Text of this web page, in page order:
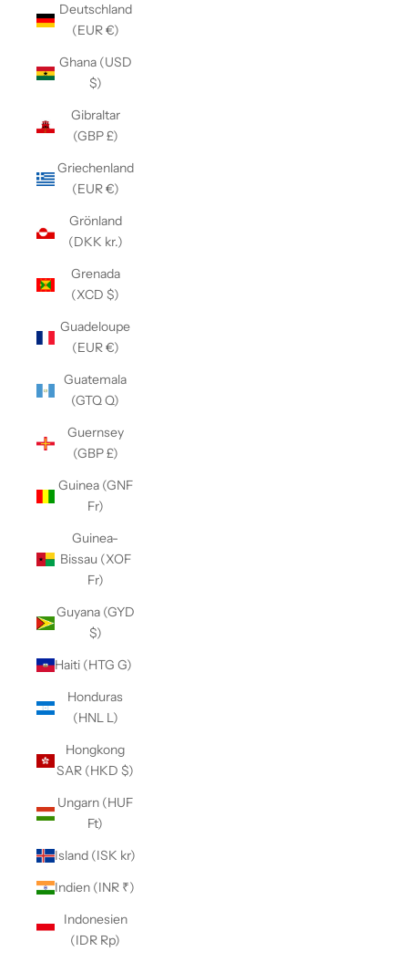
Deutschland
(EUR €)
Ghana (USD
$)
Gibraltar
(GBP £)
Griechenland
(EUR €)
Grönland
(DKK kr.)
Grenada
(XCD $)
Guadeloupe
(EUR €)
Guatemala
(GTQ Q)
Guernsey
(GBP £)
Guinea (GNF
Fr)
Guinea-
Bissau (XOF
Fr)
Guyana (GYD
$)
Haiti (HTG G)
Honduras
(HNL L)
Hongkong
SAR (HKD $)
Ungarn (HUF
Ft)
Island (ISK kr)
Indien (INR ₹)
Indonesien
(IDR Rp)